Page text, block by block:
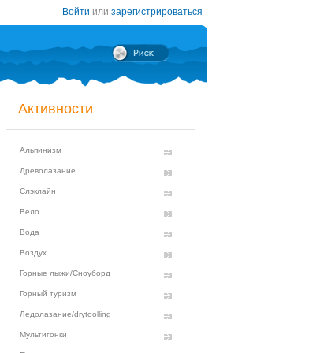
Войти или зарегистрироваться
Активности
Альпинизм
Древолазание
Слэклайн
Вело
Вода
Воздух
Горные лыжи/Сноуборд
Горный туризм
Ледолазание/drytoolling
Мультигонки